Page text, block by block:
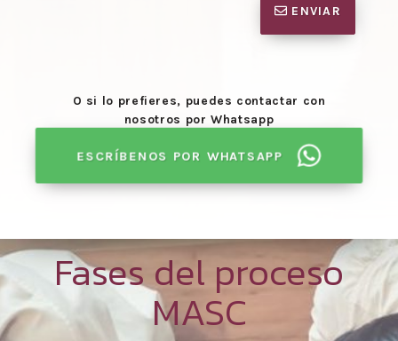
ENVIAR
O si lo prefieres, puedes contactar con
nosotros por Whatsapp
ESCRÍBENOS POR WHATSAPP
Fases del proceso
MASC